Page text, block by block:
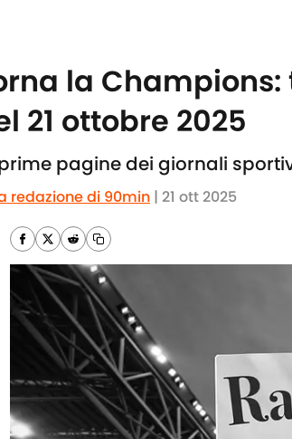
la
21 ottobre 2025
pagine dei giornali
redazione di 90min | 21 ott 2025